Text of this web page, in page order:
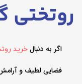
روتختی
اگر به دنبال خرید
فضایی لطیف و